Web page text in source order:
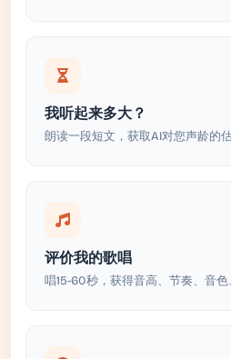
我听起来多大？
朗读一段短文，获取AI对您声龄的
评价我的歌唱
唱15-60秒，获得音高、节奏、音